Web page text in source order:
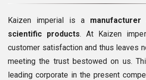
Kaizen imperial is a
scientific products. At Kaizen
customer satisfaction and thus leaves
meeting the trust bestowed on us.
leading corporate in the present